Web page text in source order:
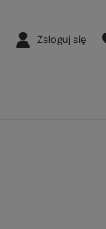
Zaloguj się